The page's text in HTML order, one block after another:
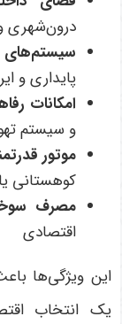
درون‌شهری
سیستم‌های
پایداری و
امکانات
و سیستم
موتور
کوهستانی
مصرف
اقتصادی
این ویژگی‌ها
یک انتخاب